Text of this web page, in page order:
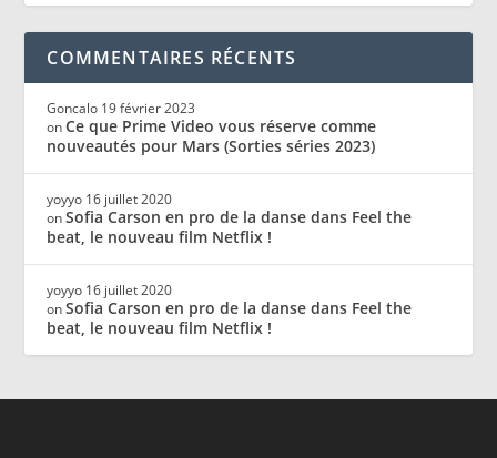
COMMENTAIRES RÉCENTS
Goncalo 19 février 2023
onCe que Prime Video vous réserve comme
nouveautés pour Mars (Sorties séries 2023)
yoyyo 16 juillet 2020
onSofia Carson en pro de la danse dans Feel the
beat, le nouveau film Netflix !
yoyyo 16 juillet 2020
onSofia Carson en pro de la danse dans Feel the
beat, le nouveau film Netflix !